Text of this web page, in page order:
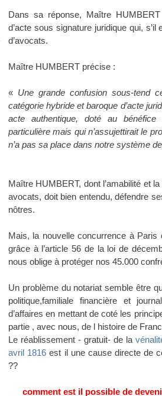
Dans sa réponse, Maître
d’acte sous signature juridique qui,
d’avocats.
Maître HUMBERT précise :
« Une grande confusion sous-tend
catégorie hybride et baroque d’acte
acte authentique, doté au
particulière mais qui n’assujettirait le
n’a pas sa place dans notre système
Maître HUMBERT, dont l’amabilité et
avocats, doit bien entendu, défendre
nôtres.
Mais, la nouvelle concurrence à
grâce à l’article 56 de la loi de
nous oblige à protéger nos 45.000
Un problème du notariat semble être
politique,familiale financière et
d’affaires en mettant de coté les
partie , avec nous, de l histoire de
Le réablissement - gratuit- de la
avril 1816 est il une cause directe de
??
comment est il possible de